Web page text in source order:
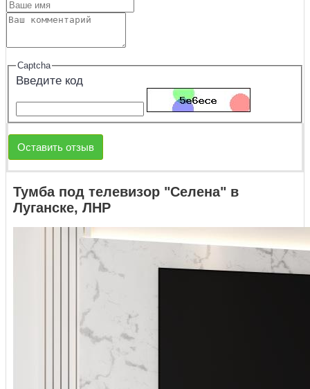
Captcha
Введите код
Оставить отзыв
Тумба под телевизор "Селена" в
Луганске, ЛНР